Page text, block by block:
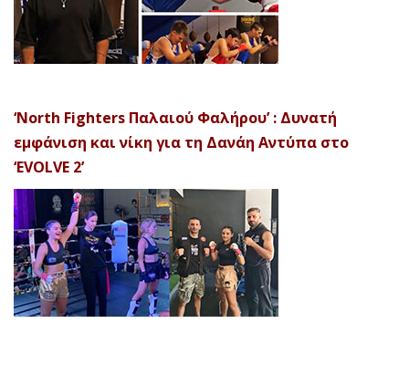
‘North Fighters Παλαιού Φαλήρου’ : Δυνατή
εμφάνιση και νίκη για τη Δανάη Αντύπα στο
‘EVOLVE 2’